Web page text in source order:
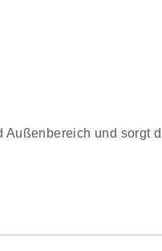
und sorgt